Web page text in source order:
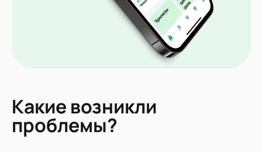
Какие возникли
проблемы?